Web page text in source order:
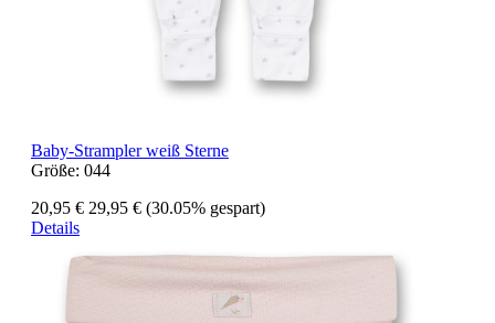
Baby-Strampler weiß Sterne
Größe: 044
20,95 € 29,95 € (30.05% gespart)
Details